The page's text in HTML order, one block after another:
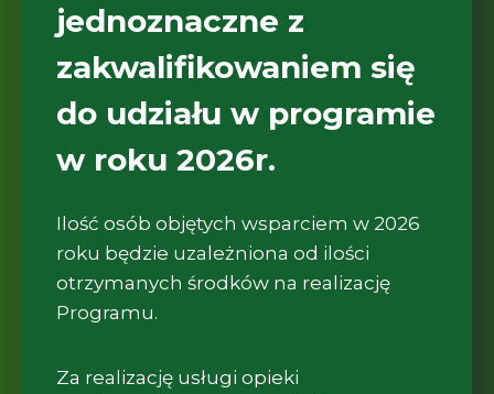
jednoznaczne z
zakwalifikowaniem się
do udziału w programie
w roku 2026r.
Ilość osób objętych wsparciem w 2026
roku będzie uzależniona od ilości
otrzymanych środków na realizację
Programu.
Za realizację usługi opieki